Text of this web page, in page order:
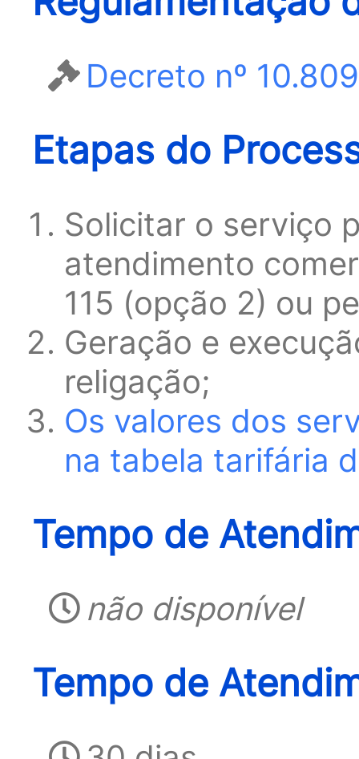
Decreto nº
Etapas do
Solicitar o serviço
atendimento
115 (opção 2) ou
Geração e
religação;
Os valores dos
na tabela tarifária
Tempo de
não disponível
Tempo de